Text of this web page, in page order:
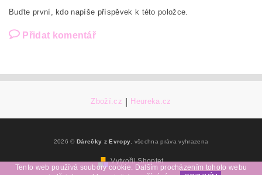
Buďte první, kdo napíše příspěvek k této položce.
Přidat komentář
Zboží.cz Heureka.cz
2026 ©Dárečky z Evropy , všechna práva vyhrazena
Vytvořil Shoptet
Tento web používá soubory cookie. Dalším procházením tohoto webu